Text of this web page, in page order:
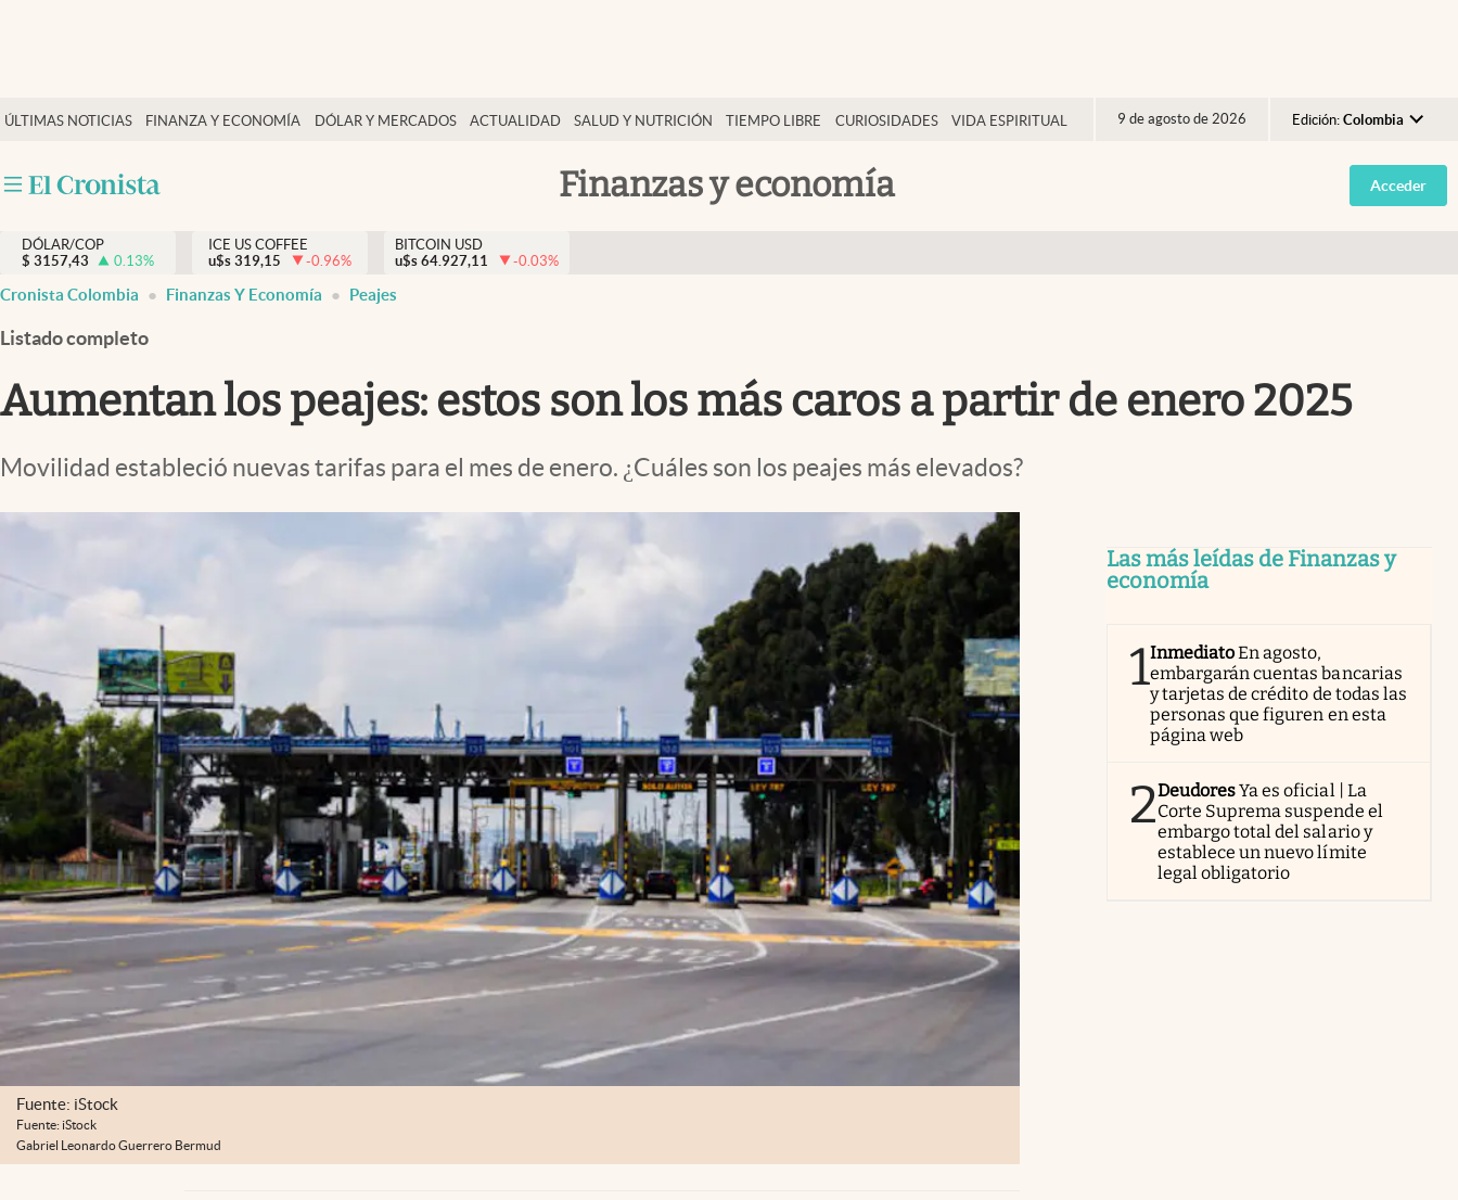
ÚLTIMAS NOTICIAS FINANZA Y ECONOMÍA DÓLAR Y MERCADOS ACTUALIDAD SALUD Y NUTRICIÓN TIEMPO LIBRE CURIOSIDADES VIDA ESPIRITUAL 9 de agosto de 2026 Edición: Colombia
Argentina
España
Finanzas y economía
Salud y nutrición
Tiempo libre
Dólar y mercados
Curiosidades
Acceder
DÓLAR/COP
$ 3157,43 0.13%
ICE US COFFEE
u$s 319,15 -0.96%
BITCOIN USD
u$s 64.927,11 -0.03%
Cronista Colombia Finanzas Y Economía Peajes
Listado completo
Aumentan los peajes: estos son los más caros a partir de enero 2025
Movilidad estableció nuevas tarifas para el mes de enero. ¿Cuáles son los peajes más elevados?
Fuente: iStock
Fuente: iStock
Gabriel Leonardo Guerrero Bermud
Las más leídas de Finanzas y
economía
1InmediatoEn agosto,
embargarán cuentas bancarias
y tarjetas de crédito de todas las
personas que figuren en esta
página web
2DeudoresYa es oficial | La
Corte Suprema suspende el
embargo total del salario y
establece un nuevo límite
legal obligatorio